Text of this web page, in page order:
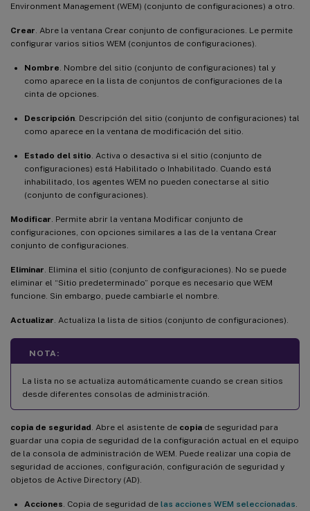
Environment Management (WEM) (conjunto de configuraciones) a otro.
Crear . Abre la ventana Crear conjunto de configuraciones. Le permite
configurar varios sitios WEM (conjuntos de configuraciones).
Nombre . Nombre del sitio (conjunto de configuraciones) tal y
como aparece en la lista de conjuntos de configuraciones de la
cinta de opciones.
Descripción . Descripción del sitio (conjunto de configuraciones) tal
como aparece en la ventana de modificación del sitio.
Estado del sitio . Activa o desactiva si el sitio (conjunto de
configuraciones) está Habilitado o Inhabilitado. Cuando está
inhabilitado, los agentes WEM no pueden conectarse al sitio
(conjunto de configuraciones).
Modificar . Permite abrir la ventana Modificar conjunto de
configuraciones, con opciones similares a las de la ventana Crear
conjunto de configuraciones.
Eliminar . Elimina el sitio (conjunto de configuraciones). No se puede
eliminar el “Sitio predeterminado” porque es necesario que WEM
funcione. Sin embargo, puede cambiarle el nombre.
Actualizar . Actualiza la lista de sitios (conjunto de configuraciones).
NOTA:
La lista no se actualiza automáticamente cuando se crean sitios
desde diferentes consolas de administración.
copia de seguridad . Abre el asistente de copia de seguridad para
guardar una copia de seguridad de la configuración actual en el equipo
de la consola de administración de WEM. Puede realizar una copia de
seguridad de acciones, configuración, configuración de seguridad y
objetos de Active Directory (AD).
Acciones . Copia de seguridad de las acciones WEM seleccionadas